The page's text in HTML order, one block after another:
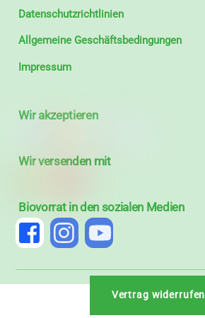
Datenschutzrichtlinien
Allgemeine Geschäftsbedingungen
Impressum
Wir akzeptieren
Wir versenden mit
Biovorrat in den sozialen Medien
Vertrag widerrufen